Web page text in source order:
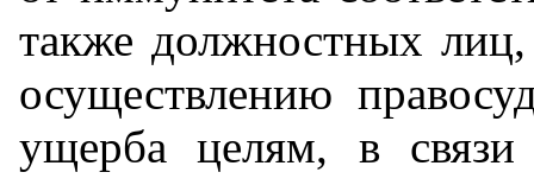
также должностных лиц,
осуществлению
ущерба целям, в